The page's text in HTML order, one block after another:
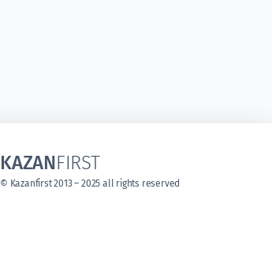
KAZANFIRST
© Kazanfirst 2013 – 2025 all rights reserved